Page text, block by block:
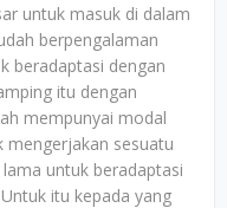
untuk masuk di dalam
berpengalaman
beradaptasi dengan
itu dengan
mempunyai modal
mengerjakan sesuatu
untuk beradaptasi
itu kepada yang